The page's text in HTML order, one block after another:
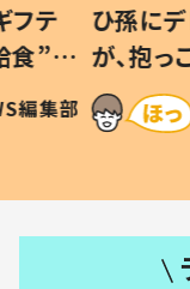
フテ
食”を
親
編集部
ひ孫に
が、抱
「涙が出
い」